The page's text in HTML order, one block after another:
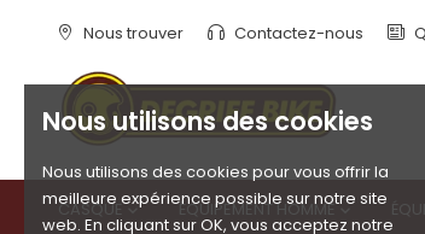
Nous utilisons des cookies
Nous utilisons des cookies pour vous offrir la
meilleure expérience possible sur notre site
web. En cliquant sur OK, vous acceptez notre
Nous trouver Contactez-nous
CASQUE  ÉQUIPEMENT HOMME